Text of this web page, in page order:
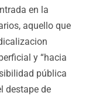
en la
aquello que
y “hacia
pública
destape de